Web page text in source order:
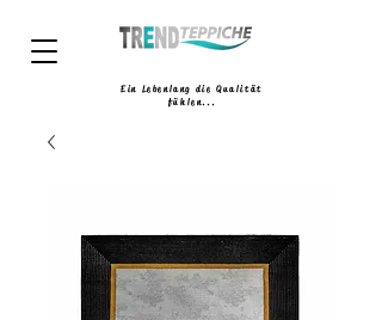
Ein Lebenlang die Qualität
fühlen...